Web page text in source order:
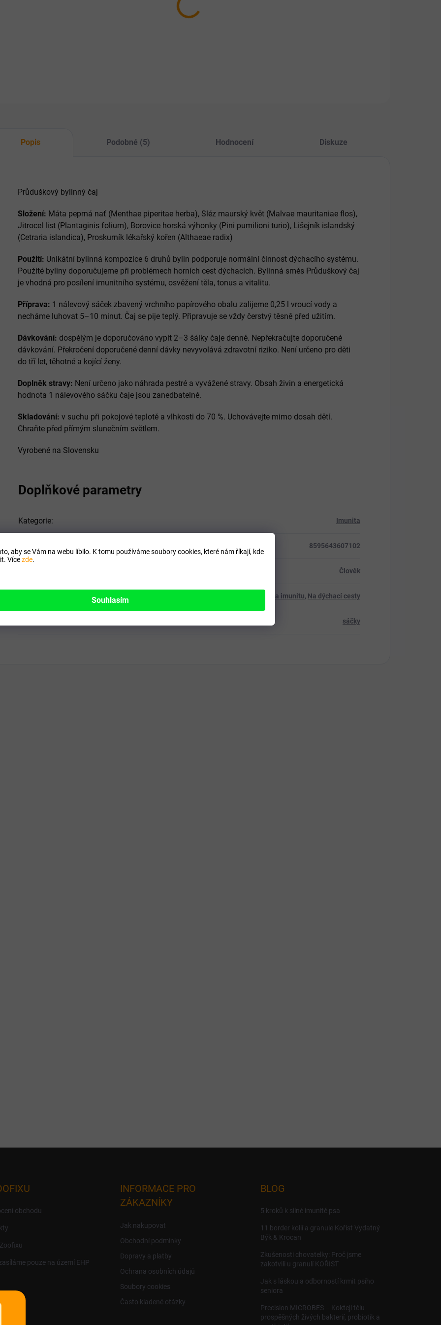
aby se Vám na webu líbilo. K tomu používáme soubory cookies, které nám říkají, kde
Vícezde.
Souhlasím
MOŽNOSTI DORUČENÍ
Popis Podobné (5) Hodnocení Diskuze
Průduškový bylinný čaj
Složení: Máta peprná nať (Menthae piperitae herba), Sléz maurský květ (Malvae mauritaniae flos),
Jitrocel list (Plantaginis folium), Borovice horská výhonky (Pini pumilioni turio), Lišejník islandský
(Cetraria islandica), Proskurník lékařský kořen (Althaeae radix)
Použití: Unikátní bylinná kompozice 6 druhů bylin podporuje normální činnost dýchacího systému.
Použité byliny doporučujeme při problémech horních cest dýchacích. Bylinná směs Průduškový čaj
je vhodná pro posílení imunitního systému, osvěžení těla, tonus a vitalitu.
Příprava: 1 nálevový sáček zbavený vrchního papírového obalu zalijeme 0,25 l vroucí vody a
necháme luhovat 5–10 minut. Čaj se pije teplý. Připravuje se vždy čerstvý těsně před užitím.
Dávkování: dospělým je doporučováno vypít 2–3 šálky čaje denně. Nepřekračujte doporučené
dávkování. Překročení doporučené denní dávky nevyvolává zdravotní riziko. Není určeno pro děti
do tří let, těhotné a kojící ženy.
Doplněk stravy: Není určeno jako náhrada pestré a vyvážené stravy. Obsah živin a energetická
hodnota 1 nálevového sáčku čaje jsou zanedbatelné.
Skladování: v suchu při pokojové teplotě a vlhkosti do 70 %. Uchovávejte mimo dosah dětí.
Chraňte před přímým slunečním světlem.
Vyrobené na Slovensku
Doplňkové parametry
Kategorie: Imunita
8595643607102
Člověk
Na imunitu, Na dýchací cesty
sáčky
obchodu
pouze na území EHP
INFORMACE PRO
ZÁKAZNÍKY
Jak nakupovat
Obchodní podmínky
Dopravy a platby
Ochrana osobních údajů
Soubory cookies
Často kladené otázky
BLOG
5 kroků k silné imunitě psa
11 border kolií a granule Kořist Vydatný
Býk & Krocan
Zkušenosti chovatelky: Proč jsme
zakotvili u granulí KOŘIST
Jak s láskou a odborností krmit psího
seniora
Precision MICROBES – Koktejl tělu
prospěšných živých bakterií, probiotik a